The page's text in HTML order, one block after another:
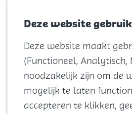
Deze website
Deze website maakt
(Functioneel, Analytisch,
noodzakelijk zijn om de
mogelijk te laten
accepteren te klikken,
Menu
Zoeken